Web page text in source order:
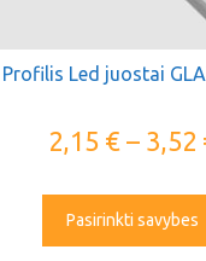
Profilis Led juostai
2,15 € – 3,52
Pasirinkti savybes